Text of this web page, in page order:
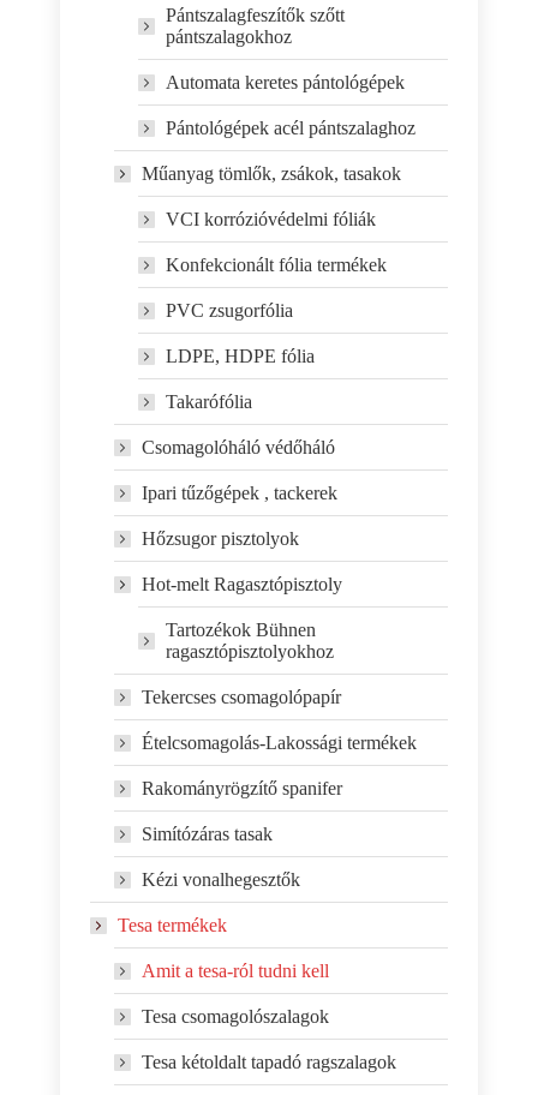
Pántszalagfeszítők szőtt
pántszalagokhoz
Automata keretes pántológépek
Pántológépek acél pántszalaghoz
Műanyag tömlők, zsákok, tasakok
VCI korrózióvédelmi fóliák
Konfekcionált fólia termékek
PVC zsugorfólia
LDPE, HDPE fólia
Takarófólia
Csomagolóháló védőháló
Ipari tűzőgépek , tackerek
Hőzsugor pisztolyok
Hot-melt Ragasztópisztoly
Tartozékok Bühnen
ragasztópisztolyokhoz
Tekercses csomagolópapír
Ételcsomagolás-Lakossági termékek
Rakományrögzítő spanifer
Simítózáras tasak
Kézi vonalhegesztők
Tesa termékek
Amit a tesa-ról tudni kell
Tesa csomagolószalagok
Tesa kétoldalt tapadó ragszalagok